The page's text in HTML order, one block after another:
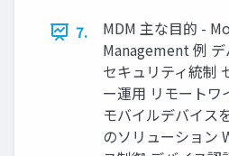
7.
MDM 主な目的 -
Management 例
セキュリティ統制
ー運用 リモートワ
モバイルデバイス
のソリューション